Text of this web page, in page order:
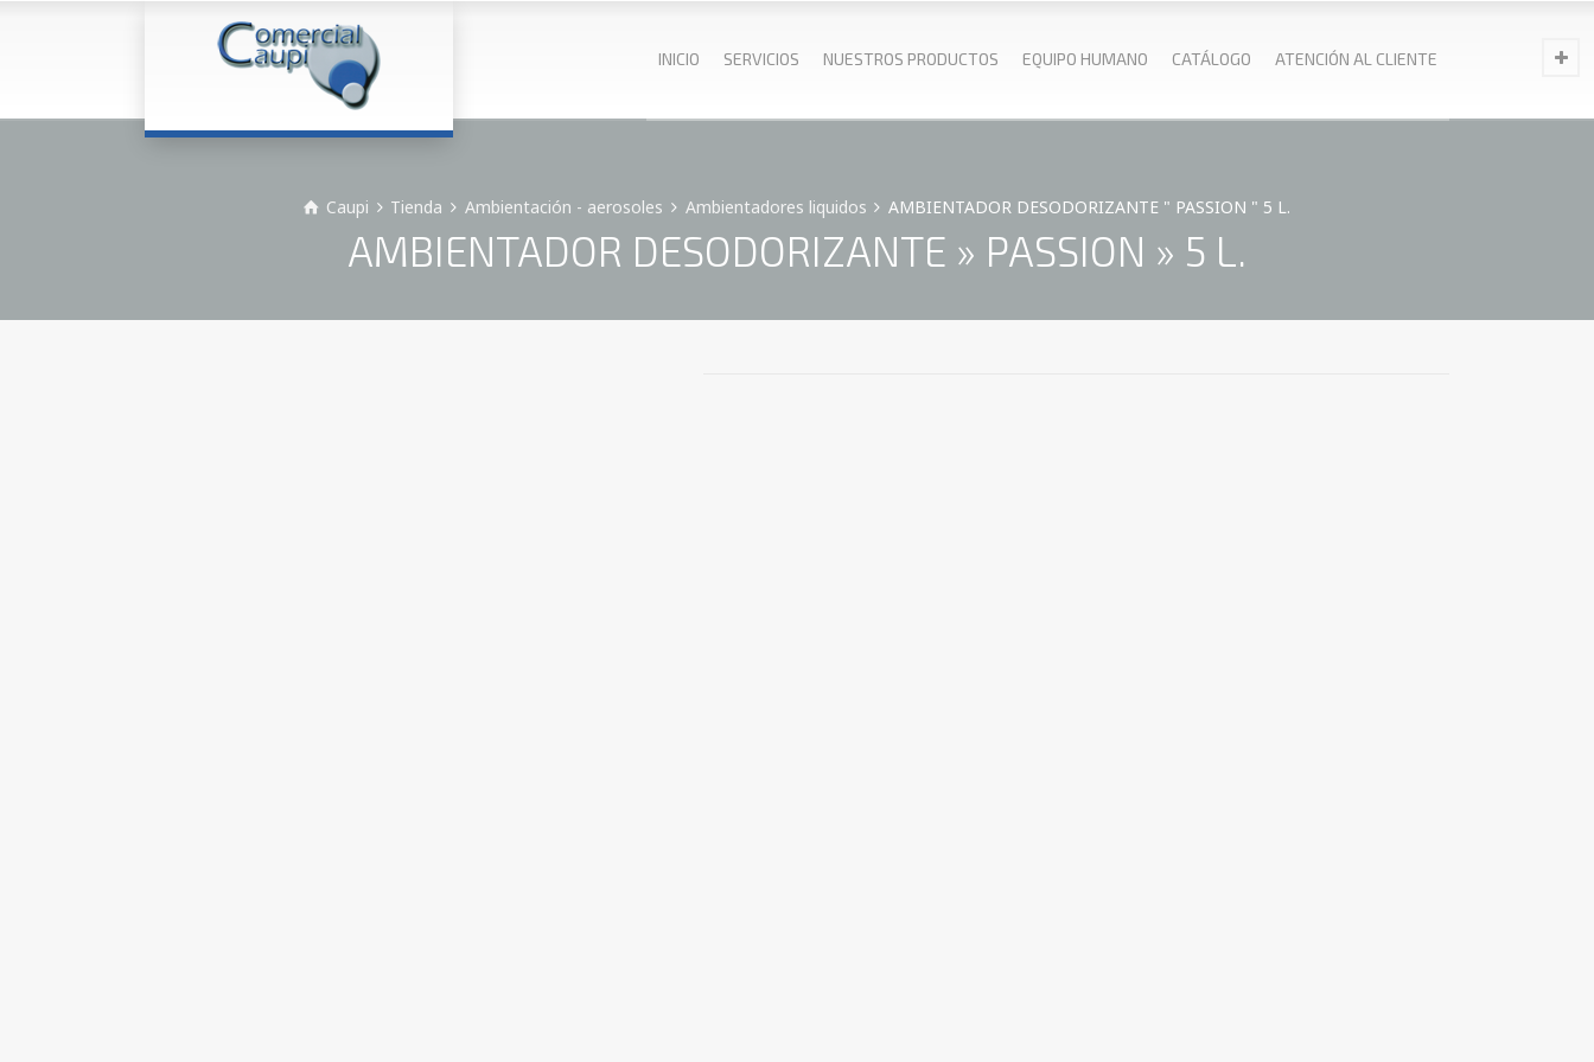
INICIO SERVICIOS NUESTROS PRODUCTOS EQUIPO HUMANO CATÁLOGO ATENCIÓN AL CLIENTE
Caupi Tienda Ambientación - aerosoles Ambientadores liquidos AMBIENTADOR DESODORIZANTE " PASSION " 5 L.
AMBIENTADOR DESODORIZANTE » PASSION » 5 L.